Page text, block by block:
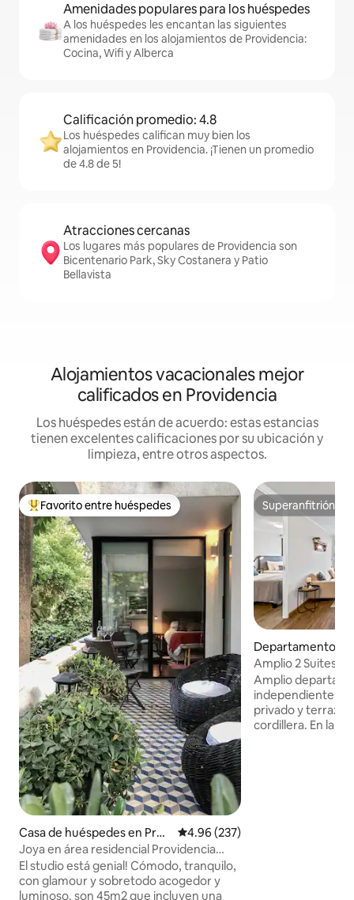
Amenidades populares para los huéspedes
A los huéspedes les encantan las siguientes
amenidades en los alojamientos de Providencia:
Cocina, Wifi y Alberca
Calificación promedio: 4.8
Los huéspedes califican muy bien los
alojamientos en Providencia. ¡Tienen un promedio
de 4.8 de 5!
Atracciones cercanas
Los lugares más populares de Providencia son
Bicentenario Park, Sky Costanera y Patio
Bellavista
Alojamientos vacacionales mejor
calificados en Providencia
Los huéspedes están de acuerdo: estas estancias
tienen excelentes calificaciones por su ubicación y
limpieza, entre otros aspectos.
De los mejores en Favorito entre huéspedes
Favorito entre huéspedes
Casa de huéspedes en Prov
idencia
Calificación promedio: 4.96 de
4.96 (237)
Joya en área residencial Providencia
tranquilidad, seguridad y belleza total
El studio está genial! Cómodo, tranquilo,
con glamour y sobretodo acogedor y
luminoso. son 45m2 que incluyen una
Superanfitrión
Superanfitrión
Departamento
Amplio 2
Amplio
independientes,
privado y terraza
cordillera. En la